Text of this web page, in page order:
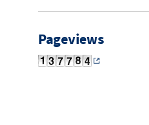
Pageviews